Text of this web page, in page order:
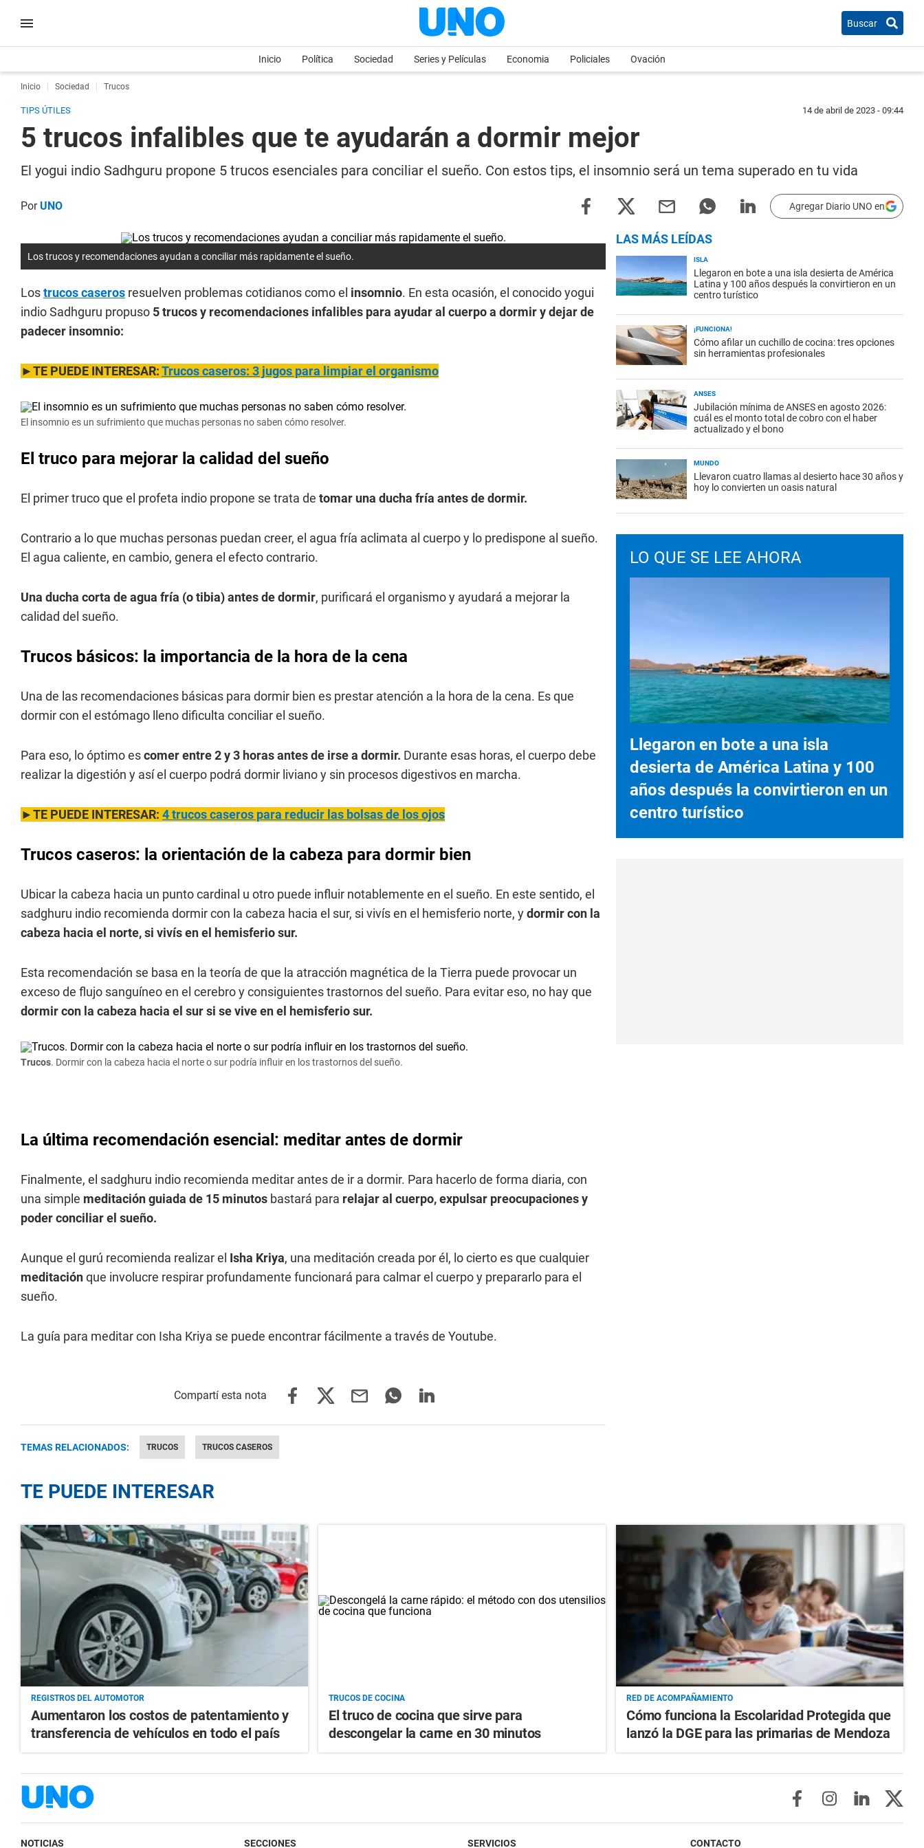
Buscar
Inicio Política Sociedad Series y Películas Economia Policiales Ovación
Inicio Sociedad Trucos
TIPS ÚTILES 14 de abril de 2023 - 09:44
5 trucos infalibles que te ayudarán a dormir mejor
El yogui indio Sadhguru propone 5 trucos esenciales para conciliar el sueño. Con estos tips, el insomnio será un tema superado en tu vida
PorUNO Agregar Diario UNO en
Los trucos y recomendaciones ayudan a conciliar más rapidamente el sueño.
Lostrucos caseros resuelven problemas cotidianos como el insomnio. En esta ocasión, el conocido yogui
indio Sadhguru propuso 5 trucos y recomendaciones infalibles para ayudar al cuerpo a dormir y dejar de
padecer insomnio:
►TE PUEDE INTERESAR:Trucos caseros: 3 jugos para limpiar el organismo
El insomnio es un sufrimiento que muchas personas no saben cómo resolver.
El truco para mejorar la calidad del sueño
El primer truco que el profeta indio propone se trata de tomar una ducha fría antes de dormir.
Contrario a lo que muchas personas puedan creer, el agua fría aclimata al cuerpo y lo predispone al sueño.
El agua caliente, en cambio, genera el efecto contrario.
Una ducha corta de agua fría (o tibia) antes de dormir, purificará el organismo y ayudará a mejorar la
calidad del sueño.
Trucos básicos: la importancia de la hora de la cena
Una de las recomendaciones básicas para dormir bien es prestar atención a la hora de la cena. Es que
dormir con el estómago lleno dificulta conciliar el sueño.
Para eso, lo óptimo escomer entre 2 y 3 horas antes de irse a dormir. Durante esas horas, el cuerpo debe
realizar la digestión y así el cuerpo podrá dormir liviano y sin procesos digestivos en marcha.
►TE PUEDE INTERESAR: 4 trucos caseros para reducir las bolsas de los ojos
Trucos caseros: la orientación de la cabeza para dormir bien
Ubicar la cabeza hacia un punto cardinal u otro puede influir notablemente en el sueño. En este sentido, el
sadghuru indio recomienda dormir con la cabeza hacia el sur, si vivís en el hemisferio norte, ydormir con la
cabeza hacia el norte, si vivís en el hemisferio sur.
Esta recomendación se basa en la teoría de que la atracción magnética de la Tierra puede provocar un
exceso de flujo sanguíneo en el cerebro y consiguientes trastornos del sueño. Para evitar eso, no hay que
dormir con la cabeza hacia el sur si se vive en el hemisferio sur.
Trucos. Dormir con la cabeza hacia el norte o sur podría influir en los trastornos del sueño.
La última recomendación esencial: meditar antes de dormir
Finalmente, el sadghuru indio recomienda meditar antes de ir a dormir. Para hacerlo de forma diaria, con
una simple meditación guiada de 15 minutos bastará para relajar al cuerpo, expulsar preocupaciones y
poder conciliar el sueño.
Aunque el gurú recomienda realizar el Isha Kriya, una meditación creada por él, lo cierto es que cualquier
meditaciónque involucre respirar profundamente funcionará para calmar el cuerpo y prepararlo para el
sueño.
La guía para meditar con Isha Kriya se puede encontrar fácilmente a través de Youtube.
TEMAS RELACIONADOS: TRUCOS TRUCOS CASEROS
LAS MÁS LEÍDAS
ISLA
Llegaron en bote a una isla desierta de América
Latina y 100 años después la convirtieron en un
centro turístico
¡FUNCIONA!
Cómo afilar un cuchillo de cocina: tres opciones
sin herramientas profesionales
ANSES
Jubilación mínima de ANSES en agosto 2026:
cuál es el monto total de cobro con el haber
actualizado y el bono
MUNDO
Llevaron cuatro llamas al desierto hace 30 años y
hoy lo convierten un oasis natural
LO QUE SE LEE AHORA
Llegaron en bote a una isla
desierta de América Latina y 100
años después la convirtieron en un
centro turístico
TE PUEDE INTERESAR
REGISTROS DEL AUTOMOTOR
Aumentaron los costos de patentamiento y
transferencia de vehículos en todo el país
TRUCOS DE COCINA
El truco de cocina que sirve para
descongelar la carne en 30 minutos
RED DE ACOMPAÑAMIENTO
Cómo funciona la Escolaridad Protegida que
lanzó la DGE para las primarias de Mendoza
NOTICIAS SECCIONES SERVICIOS CONTACTO